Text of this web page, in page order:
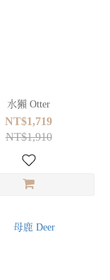
水獺 Otter
NT$1,719
NT$1,910